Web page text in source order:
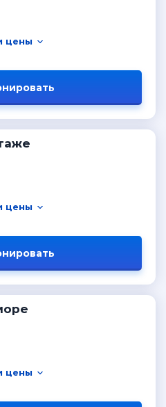
цены
цены
цены